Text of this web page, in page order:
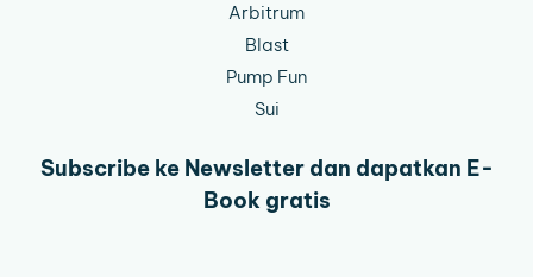
Arbitrum
Blast
Pump Fun
Sui
Subscribe ke Newsletter dan dapatkan E-
Book gratis